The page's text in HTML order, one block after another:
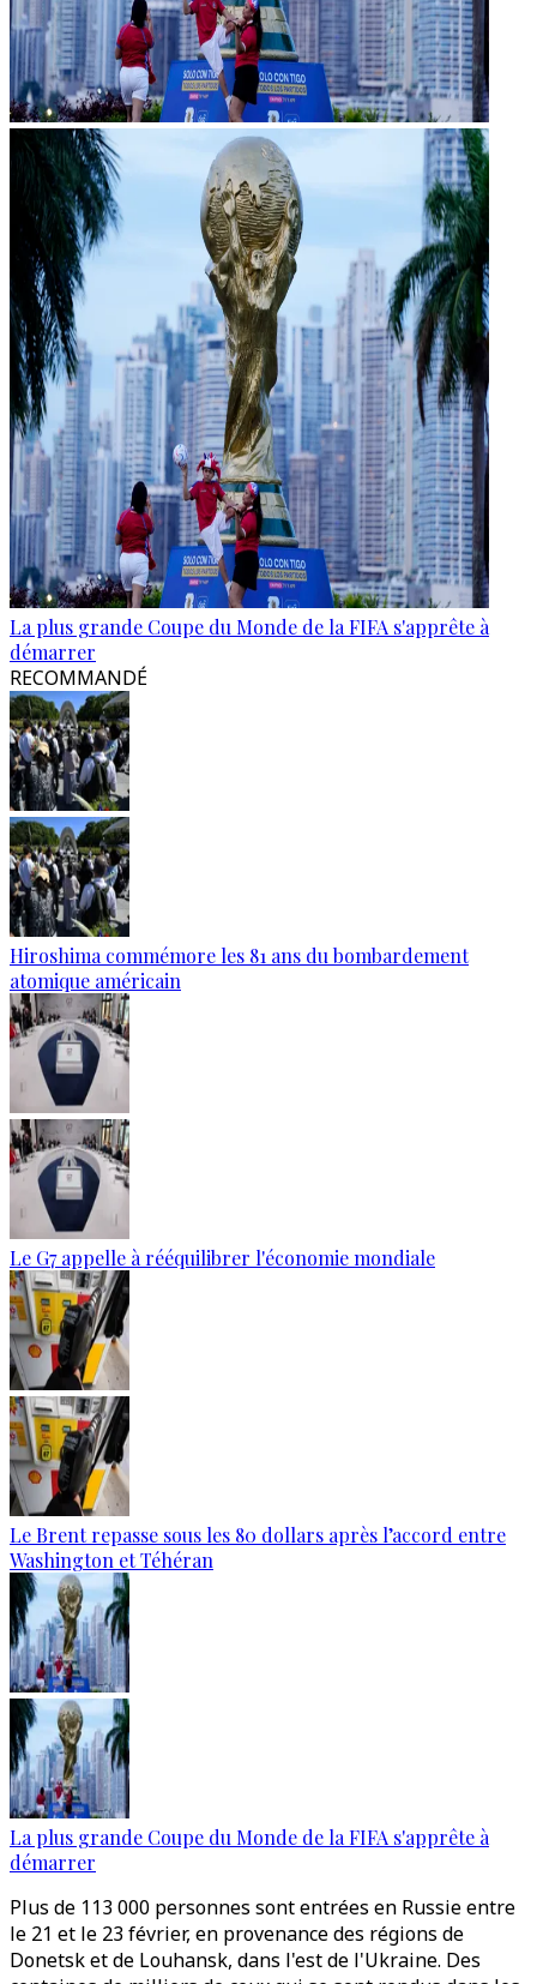
La plus grande Coupe du Monde de la FIFA s'apprête à
démarrer
RECOMMANDÉ
Hiroshima commémore les 81 ans du bombardement
atomique américain
Le G7 appelle à rééquilibrer l'économie mondiale
Le Brent repasse sous les 80 dollars après l’accord entre
Washington et Téhéran
La plus grande Coupe du Monde de la FIFA s'apprête à
démarrer
Plus de 113 000 personnes sont entrées en Russie entre
le 21 et le 23 février, en provenance des régions de
Donetsk et de Louhansk, dans l'est de l'Ukraine. Des